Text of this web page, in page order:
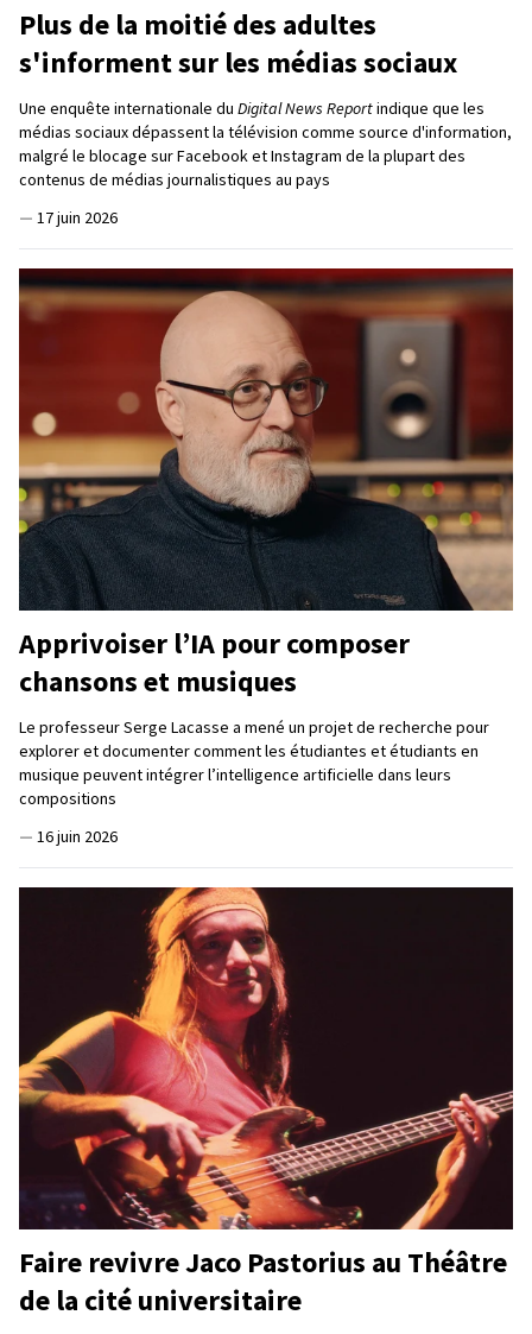
Plus de la moitié des adultes
s'informent sur les médias sociaux
Une enquête internationale du Digital News Reportindique que les
médias sociaux dépassent la télévision comme source d'information,
malgré le blocage sur Facebook et Instagram de la plupart des
contenus de médias journalistiques au pays
— 17 juin 2026
Apprivoiser l’IA pour composer
chansons et musiques
Le professeur Serge Lacasse a mené un projet de recherche pour
explorer et documenter comment les étudiantes et étudiants en
musique peuvent intégrer l’intelligence artificielle dans leurs
compositions
— 16 juin 2026
Faire revivre Jaco Pastorius au Théâtre
de la cité universitaire